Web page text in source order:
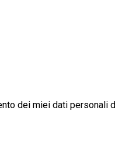
dei miei dati personali